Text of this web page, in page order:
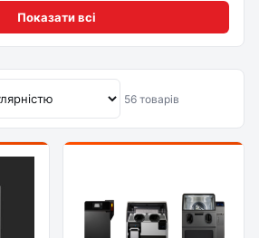
Показати всі
56 товарів